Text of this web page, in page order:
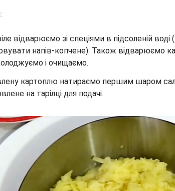
відварюємо зі спеціями в підсоленій
напів-копчене). Також відварюємо
і очищаємо.
картоплю натираємо першим шаром
на тарілці для подачі.